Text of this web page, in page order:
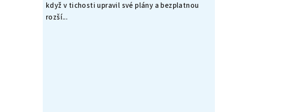
když v tichosti upravil své plány a bezplatnou
rozší...